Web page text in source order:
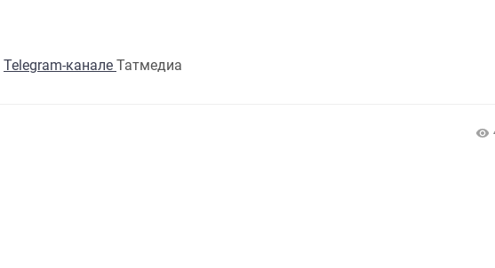
Telegram-канале Татмедиа